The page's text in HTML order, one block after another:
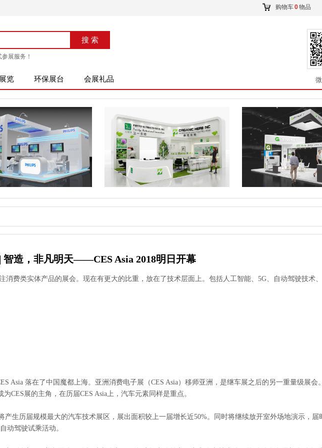
购物车0物品
搜 索
搜索
展服务！
览 环保展台 会展礼品
智造，非凡明天——CES Asia 2018明日开幕
费类实体产品的展会。现在有更大的比重，放在了技术层面上。包括人工智能、5G、自动驾驶技术
落在了中国魔都上海。亚洲消费电子展（CES Asia）移师亚洲，是继车展之后的另一重量级展会
CES展的主角，在历届CES Asia上，汽车元素同样是重点。
生历届规模最大的汽车技术展区，展出面积较上一届增长近50%。同时将继续放开室外场地演示，届
动驾驶试乘活动。